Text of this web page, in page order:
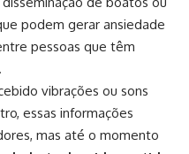
podem gerar ansiedade
pessoas que têm
vibrações ou sons
essas informações
mas até o momento